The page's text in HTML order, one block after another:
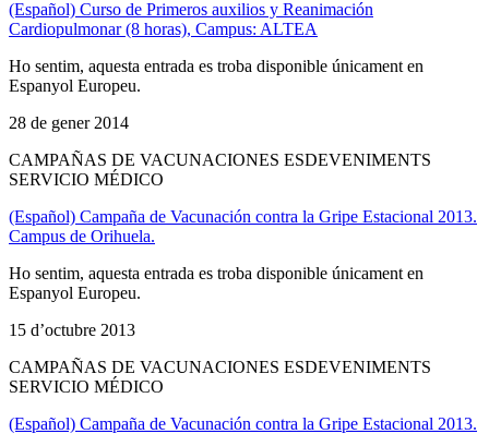
(Español) Curso de Primeros auxilios y Reanimación
Cardiopulmonar (8 horas), Campus: ALTEA
Ho sentim, aquesta entrada es troba disponible únicament en
Espanyol Europeu.
28 de gener 2014
CAMPAÑAS DE VACUNACIONES ESDEVENIMENTS
SERVICIO MÉDICO
(Español) Campaña de Vacunación contra la Gripe Estacional 2013.
Campus de Orihuela.
Ho sentim, aquesta entrada es troba disponible únicament en
Espanyol Europeu.
15 d’octubre 2013
CAMPAÑAS DE VACUNACIONES ESDEVENIMENTS
SERVICIO MÉDICO
(Español) Campaña de Vacunación contra la Gripe Estacional 2013.